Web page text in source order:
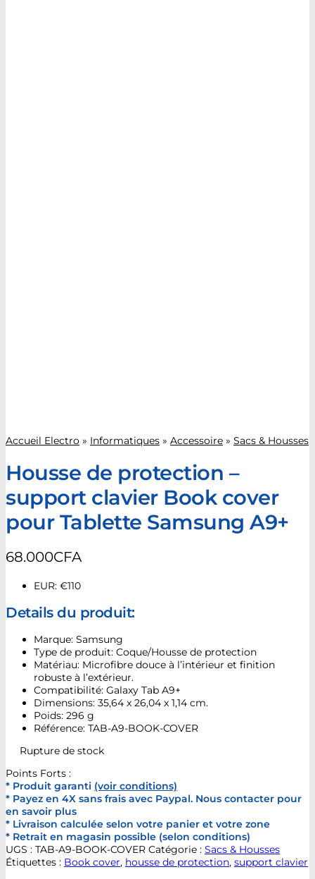
Accueil Electro » Informatiques » Accessoire » Sacs & Housses
Housse de protection –
support clavier Book cover
pour Tablette Samsung A9+
68.000CFA
EUR: €110
Details du produit:
Marque: Samsung
Type de produit: Coque/Housse de protection
Matériau: Microfibre douce à l’intérieur et finition
robuste à l’extérieur.
Compatibilité: Galaxy Tab A9+
Dimensions: 35,64 x 26,04 x 1,14 cm.
Poids: 296 g
Référence: TAB-A9-BOOK-COVER
Rupture de stock
Points Forts :
* Produit garanti (voir conditions)
* Payez en 4X sans frais avec Paypal. Nous contacter pour
en savoir plus
* Livraison calculée selon votre panier et votre zone
* Retrait en magasin possible (selon conditions)
UGS : TAB-A9-BOOK-COVER Catégorie : Sacs & Housses
Étiquettes : Book cover, housse de protection, support clavier